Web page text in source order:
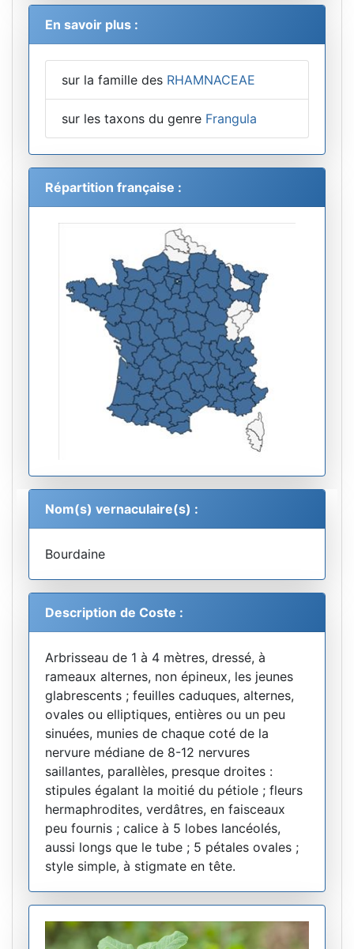
En savoir plus :
sur la famille des RHAMNACEAE
sur les taxons du genre Frangula
Répartition française :
Nom(s) vernaculaire(s) :
Bourdaine
Description de Coste :
Arbrisseau de 1 à 4 mètres, dressé, à
rameaux alternes, non épineux, les jeunes
glabrescents ; feuilles caduques, alternes,
ovales ou elliptiques, entières ou un peu
sinuées, munies de chaque coté de la
nervure médiane de 8-12 nervures
saillantes, parallèles, presque droites :
stipules égalant la moitié du pétiole ; fleurs
hermaphrodites, verdâtres, en faisceaux
peu fournis ; calice à 5 lobes lancéolés,
aussi longs que le tube ; 5 pétales ovales ;
style simple, à stigmate en tête.